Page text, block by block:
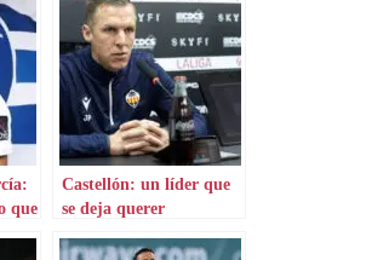
que
Castellón: un líder que
se deja querer